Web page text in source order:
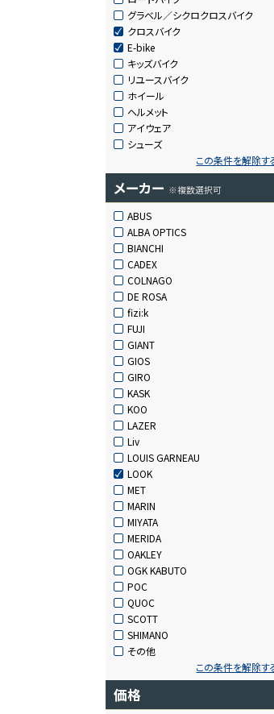
グラベル／シクロクロスバイク
クロスバイク
E-bike
キッズバイク
リユースバイク
ホイール
ヘルメット
アイウェア
シューズ
この条件を解除す
メーカー ※複数選択可
ABUS
ALBA OPTICS
BIANCHI
CADEX
COLNAGO
DE ROSA
fizi:k
FUJI
GIANT
GIOS
GIRO
KASK
KOO
LAZER
Liv
LOUIS GARNEAU
LOOK
MET
MARIN
MIYATA
MERIDA
OAKLEY
OGK KABUTO
POC
QUOC
SCOTT
SHIMANO
その他
この条件を解除す
価格